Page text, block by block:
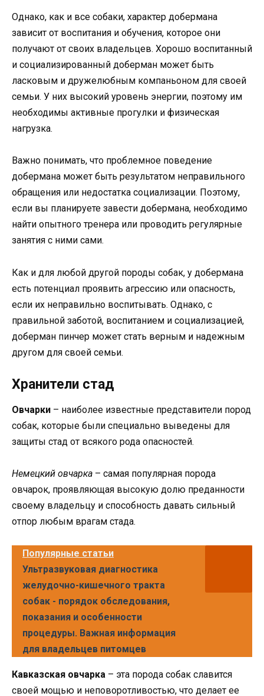
Однако, как и все собаки, характер добермана
зависит от воспитания и обучения, которое они
получают от своих владельцев. Хорошо воспитанный
и социализированный доберман может быть
ласковым и дружелюбным компаньоном для своей
семьи. У них высокий уровень энергии, поэтому им
необходимы активные прогулки и физическая
нагрузка.
Важно понимать, что проблемное поведение
добермана может быть результатом неправильного
обращения или недостатка социализации. Поэтому,
если вы планируете завести добермана, необходимо
найти опытного тренера или проводить регулярные
занятия с ними сами.
Как и для любой другой породы собак, у добермана
есть потенциал проявить агрессию или опасность,
если их неправильно воспитывать. Однако, с
правильной заботой, воспитанием и социализацией,
доберман пинчер может стать верным и надежным
другом для своей семьи.
Хранители стад
Овчарки – наиболее известные представители пород
собак, которые были специально выведены для
защиты стад от всякого рода опасностей.
Немецкий овчарка – самая популярная порода
овчарок, проявляющая высокую долю преданности
своему владельцу и способность давать сильный
отпор любым врагам стада.
Популярные статьи
Ультразвуковая диагностика
желудочно-кишечного тракта
собак - порядок обследования,
показания и особенности
процедуры. Важная информация
для владельцев питомцев
Кавказская овчарка – эта порода собак славится
своей мощью и неповоротливостью, что делает ее